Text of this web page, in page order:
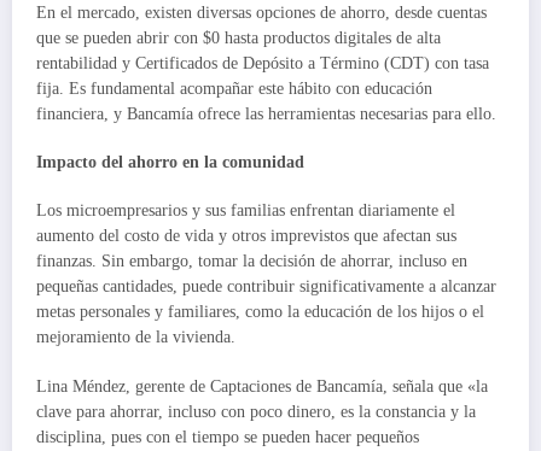
En el mercado, existen diversas opciones de ahorro, desde cuentas
que se pueden abrir con $0 hasta productos digitales de alta
rentabilidad y Certificados de Depósito a Término (CDT) con tasa
fija. Es fundamental acompañar este hábito con educación
financiera, y Bancamía ofrece las herramientas necesarias para ello.
Impacto del ahorro en la comunidad
Los microempresarios y sus familias enfrentan diariamente el
aumento del costo de vida y otros imprevistos que afectan sus
finanzas. Sin embargo, tomar la decisión de ahorrar, incluso en
pequeñas cantidades, puede contribuir significativamente a alcanzar
metas personales y familiares, como la educación de los hijos o el
mejoramiento de la vivienda.
Lina Méndez, gerente de Captaciones de Bancamía, señala que «la
clave para ahorrar, incluso con poco dinero, es la constancia y la
disciplina, pues con el tiempo se pueden hacer pequeños